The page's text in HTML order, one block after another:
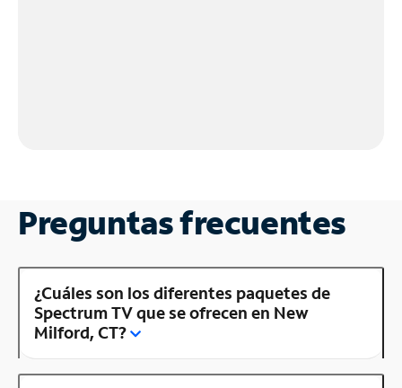
Preguntas frecuentes
¿Cuáles son los diferentes paquetes de
Spectrum TV que se ofrecen en New
Milford, CT?